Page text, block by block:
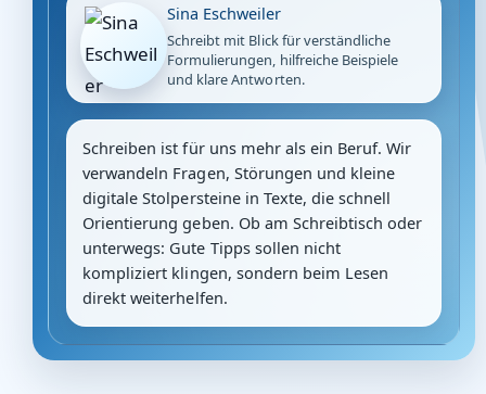
Sina Eschweiler
Schreibt mit Blick für verständliche
Formulierungen, hilfreiche Beispiele
und klare Antworten.
Schreiben ist für uns mehr als ein Beruf. Wir
verwandeln Fragen, Störungen und kleine
digitale Stolpersteine in Texte, die schnell
Orientierung geben. Ob am Schreibtisch oder
unterwegs: Gute Tipps sollen nicht
kompliziert klingen, sondern beim Lesen
direkt weiterhelfen.